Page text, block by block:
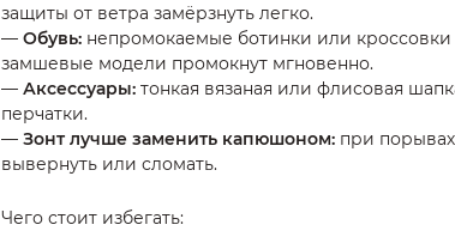
защиты от ветра замёрзнуть легко.
— Обувь: непромокаемые ботинки или
замшевые модели промокнут мгновенно.
— Аксессуары: тонкая вязаная или флисовая
перчатки.
— Зонт лучше заменить капюшоном: при
вывернуть или сломать.
Чего стоит избегать: